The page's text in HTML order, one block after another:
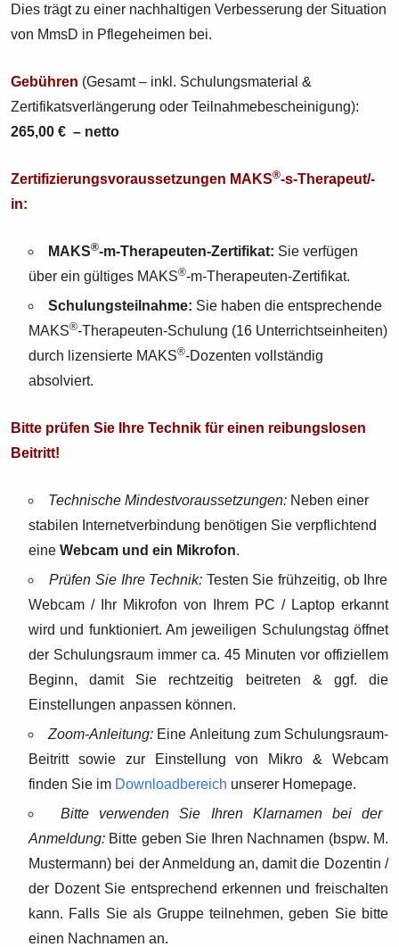
Dies trägt zu einer nachhaltigen Verbesserung der Situation
von MmsD in Pflegeheimen bei.
Gebühren (Gesamt – inkl. Schulungsmaterial &
Zertifikatsverlängerung oder Teilnahmebescheinigung):
265,00 € – netto
Zertifizierungsvoraussetzungen MAKS®-s-Therapeut/-
in:
MAKS®-m-Therapeuten-Zertifikat: Sie verfügen
über ein gültiges MAKS®-m-Therapeuten-Zertifikat.
Schulungsteilnahme: Sie haben die entsprechende
MAKS®-Therapeuten-Schulung (16 Unterrichtseinheiten)
durch lizensierte MAKS®-Dozenten vollständig
absolviert.
Bitte prüfen Sie Ihre Technik für einen reibungslosen
Beitritt!
Technische Mindestvoraussetzungen: Neben einer
stabilen Internetverbindung benötigen Sie verpflichtend
eineWebcam und ein Mikrofon.
Prüfen Sie Ihre Technik: Testen Sie frühzeitig, ob Ihre
Webcam / Ihr Mikrofon von Ihrem PC / Laptop erkannt
wird und funktioniert. Am jeweiligen Schulungstag öffnet
der Schulungsraum immer ca. 45 Minuten vor offiziellem
Beginn, damit Sie rechtzeitig beitreten & ggf. die
Einstellungen anpassen können.
Zoom-Anleitung: Eine Anleitung zum Schulungsraum-
Beitritt sowie zur Einstellung von Mikro & Webcam
finden Sie im Downloadbereich unserer Homepage.
Bitte verwenden Sie Ihren Klarnamen bei der
Anmeldung: Bitte geben Sie Ihren Nachnamen (bspw. M.
Mustermann) bei der Anmeldung an, damit die Dozentin /
der Dozent Sie entsprechend erkennen und freischalten
kann. Falls Sie als Gruppe teilnehmen, geben Sie bitte
einen Nachnamen an.